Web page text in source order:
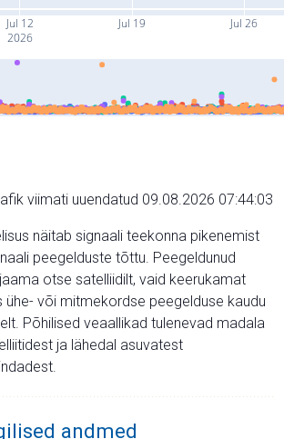
Jul 12
2026
Jul 19 Jul 26
viimati uuendatud 09.08.2026 07:44:03
näitab signaali teekonna pikenemist
peegelduste tõttu. Peegeldunud
otse satelliidilt, vaid keerukamat
ühe- või mitmekordse peegelduse kaudu
Põhilised veaallikad tulenevad madala
ja lähedal asuvatest
andmed